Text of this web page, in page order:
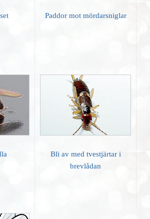
Paddor mot mördarsniglar
Bli av med tvestjärtar i
brevlådan